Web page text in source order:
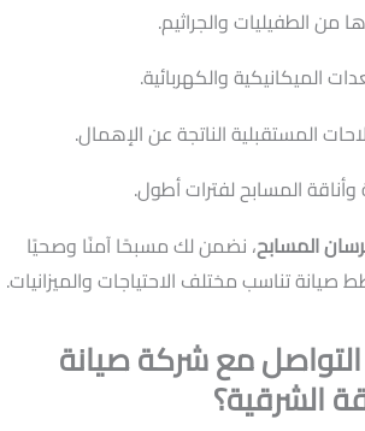
من الطفيليات والجراثيم.
الميكانيكية والكهربائية.
المستقبلية الناتجة عن الإهمال.
المسابح لفترات أطول.
المسابح، نضمن لك مسبحًا آمنًا وصحيًا
صيانة تناسب مختلف الاحتياجات والميزانيات.
مع شركة صيانة
الشرقية؟